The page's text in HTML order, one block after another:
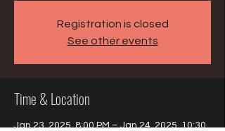
Registration is closed
See other events
Time & Location
Jan 23, 2025, 8:00 PM – Jan 24, 2025, 10:30